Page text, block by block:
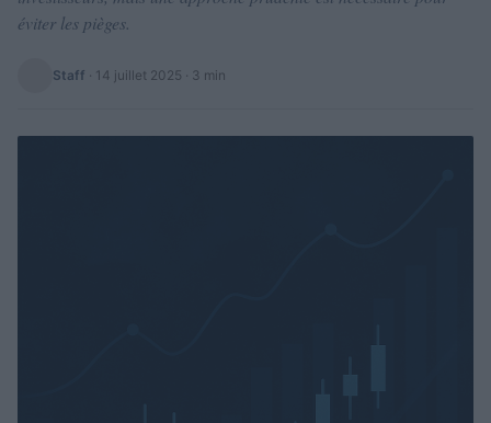
éviter les pièges.
Staff · 14 juillet 2025 · 3 min